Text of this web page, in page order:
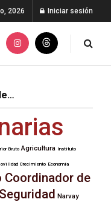
2026 Iniciar sesión
Bruto Agricultura Instituto
Crecimiento Economía
Coordinador de
Narvay